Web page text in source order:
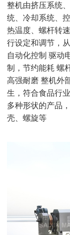
整机由挤压系统
统、冷却系统、
热温度、螺杆转
行设定和调节，
自动化控制 驱动
制，节约能耗 螺
高强耐磨 整机外
生，符合食品行
多种形状的产品
壳、螺旋等